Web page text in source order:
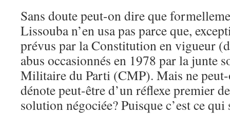
Sans doute peut-on dire que
Lissouba n’en usa pas parce que,
prévus par la Constitution en vigueur
abus occasionnés en 1978 par la junte
Militaire du Parti (CMP). Mais ne peut-
dénote peut-être d’un réflexe premier
solution négociée? Puisque c’est ce